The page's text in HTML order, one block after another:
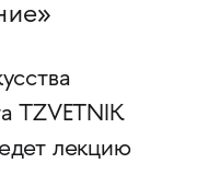
TZVETNIK
лекцию